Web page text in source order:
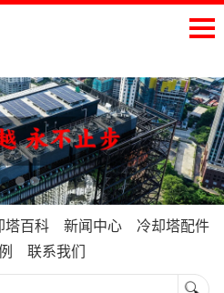
塔百科 新闻中心
冷却塔配件
联系我们